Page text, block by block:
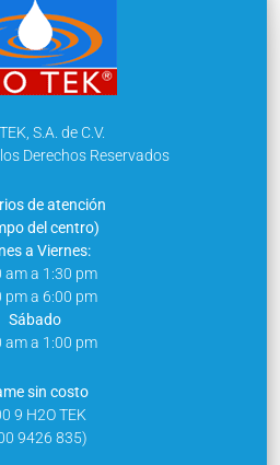
S.A. de C.V.
Derechos Reservados
de atención
del centro)
a Viernes:
am a 1:30 pm
pm a 6:00 pm
Sábado
am a 1:00 pm
sin costo
9 H2O TEK
9426 835)